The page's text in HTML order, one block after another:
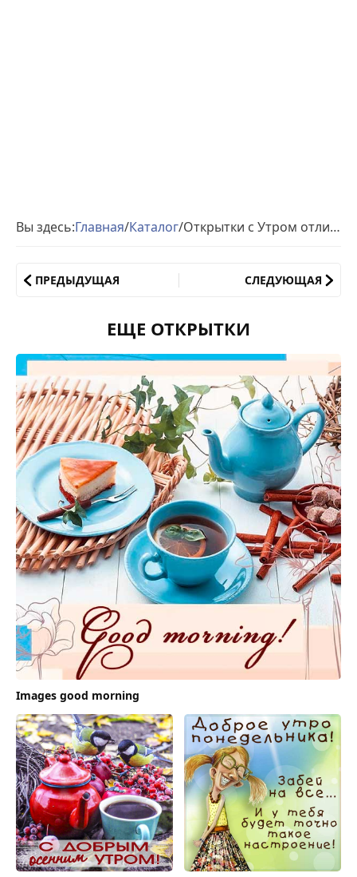
Вы здесь:Главная/Каталог/ Открытки с Утром отличного настроения
ПРЕДЫДУЩАЯ СЛЕДУЮЩАЯ
ЕЩЕ ОТКРЫТКИ
Images good morning